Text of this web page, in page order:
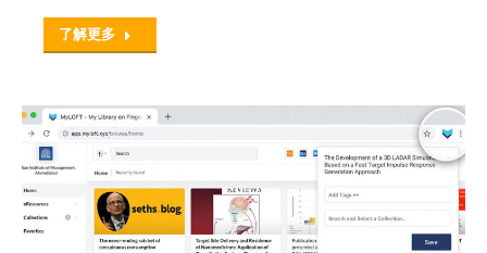
了解更多